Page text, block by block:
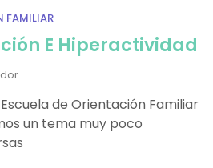
FAMILIAR
E Hiperactividad
de Orientación Familiar
un tema muy poco